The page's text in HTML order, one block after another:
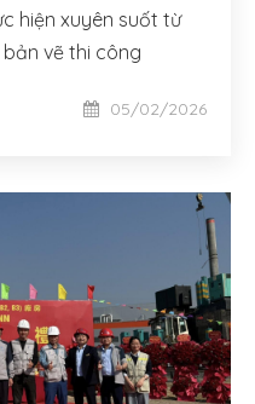
hiện xuyên suốt từ
vẽ thi công
05/02/2026